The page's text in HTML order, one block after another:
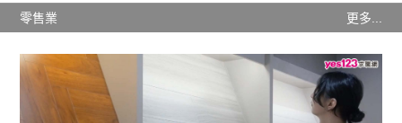
零售業 更多...